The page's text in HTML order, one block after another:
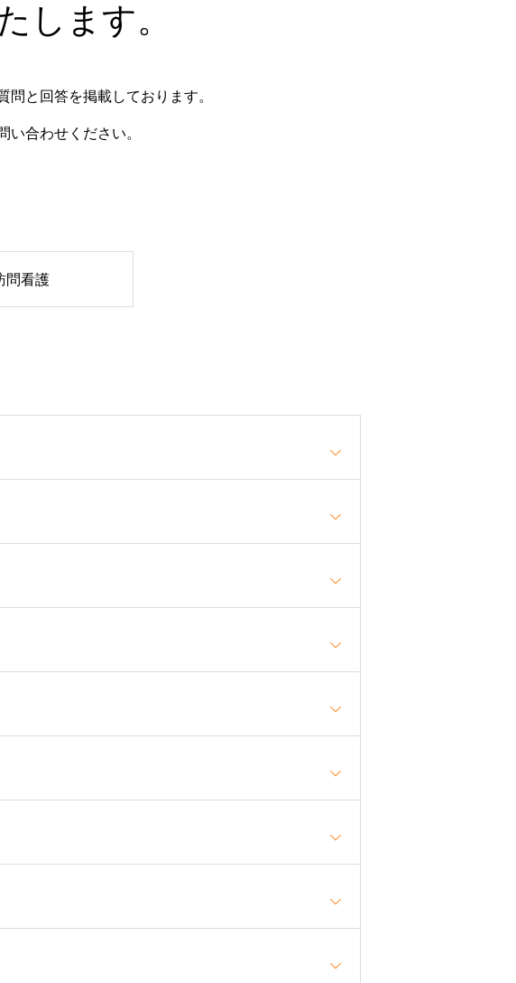
します。
と回答を掲載しております。
い合わせください。
問看護